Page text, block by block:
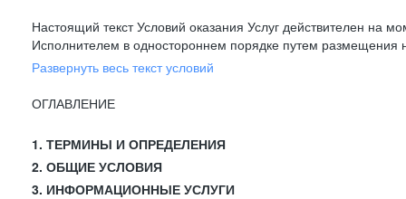
Настоящий текст Условий оказания Услуг действителен на
Исполнителем в одностороннем порядке путем размещения
Развернуть весь текст условий
ОГЛАВЛЕНИЕ
1. ТЕРМИНЫ И ОПРЕДЕЛЕНИЯ
2. ОБЩИЕ УСЛОВИЯ
3. ИНФОРМАЦИОННЫЕ УСЛУГИ